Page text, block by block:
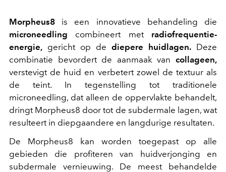
Morpheus8 is een innovatieve behandeling die
microneedling combineert met radiofrequentie-
energie, gericht op de diepere huidlagen. Deze
combinatie bevordert de aanmaak van collageen,
verstevigt de huid en verbetert zowel de textuur als
de teint. In tegenstelling tot traditionele
microneedling, dat alleen de oppervlakte behandelt,
dringt Morpheus8 door tot de subdermale lagen, wat
resulteert in diepgaandere en langdurige resultaten.
De Morpheus8 kan worden toegepast op alle
gebieden die profiteren van huidverjonging en
subdermale vernieuwing. De meest behandelde